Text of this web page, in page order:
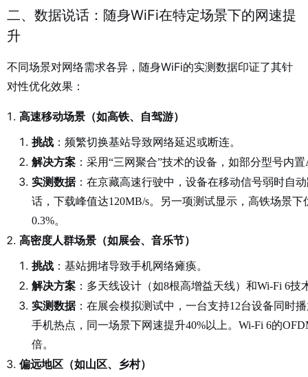
二、数据说话：随身WiFi在特定场景下的网速提
升
不同场景对网络需求各异，随身WiFi的实测数据印证了其针
对性优化效果：
高速移动场景（如高铁、自驾游）
挑战 ：频繁切换基站导致网络延迟或断连。
解决方案 ：采用“三网聚合”技术的设备，如部分型号内
实测数据：在京藏高速行驶中，设备在移动信号弱时自
话，下载峰值达120MB/s。另一项测试显示，高铁场景
0.3%。
高密度人群场景（如展会、音乐节）
挑战 ：基站拥堵导致手机网络瘫痪。
解决方案 ：多天线设计（如8根高增益天线）和Wi-Fi 6技
实测数据：在展会模拟测试中，一台支持12台设备同时
手机热点，同一场景下网速提升40%以上 。Wi-Fi 6的
倍。
偏远地区（如山区、乡村）